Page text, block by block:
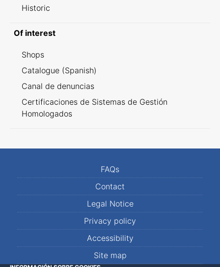
Historic
Of interest
Shops
Catalogue (Spanish)
Canal de denuncias
Certificaciones de Sistemas de Gestión
Homologados
FAQs
Contact
Legal Notice
Privacy policy
Accessibility
Site map